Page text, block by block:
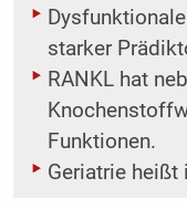
starker
RANKL hat
Funktionen.
Geriatrie heißt